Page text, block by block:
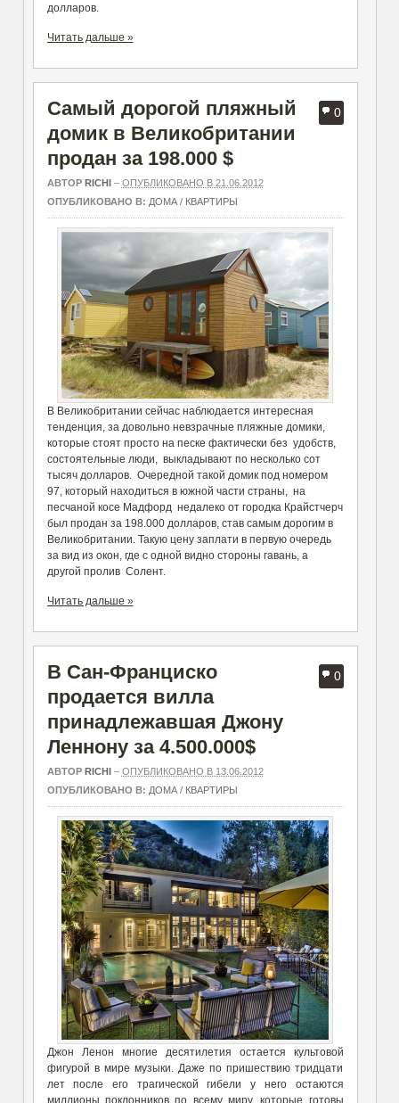
долларов.
Читать дальше »
0
Самый дорогой пляжный
домик в Великобритании
продан за 198.000 $
АВТОР RICHI – ОПУБЛИКОВАНО В 21.06.2012
ОПУБЛИКОВАНО В: ДОМА / КВАРТИРЫ
В Великобритании сейчас наблюдается интересная
тенденция, за довольно невзрачные пляжные домики,
которые стоят просто на песке фактически без удобств,
состоятельные люди, выкладывают по несколько сот
тысяч долларов. Очередной такой домик под номером
97, который находиться в южной части страны, на
песчаной косе Мадфорд недалеко от городка Крайстчерч
был продан за 198.000 долларов, став самым дорогим в
Великобритании. Такую цену заплати в первую очередь
за вид из окон, где с одной видно стороны гавань, а
другой пролив Солент.
Читать дальше »
0
В Сан-Франциско
продается вилла
принадлежавшая Джону
Леннону за 4.500.000$
АВТОР RICHI – ОПУБЛИКОВАНО В 13.06.2012
ОПУБЛИКОВАНО В: ДОМА / КВАРТИРЫ
Джон Ленон многие десятилетия остается культовой
фигурой в мире музыки. Даже по пришествию тридцати
лет после его трагической гибели у него остаются
миллионы поклонников по всему миру, которые готовы